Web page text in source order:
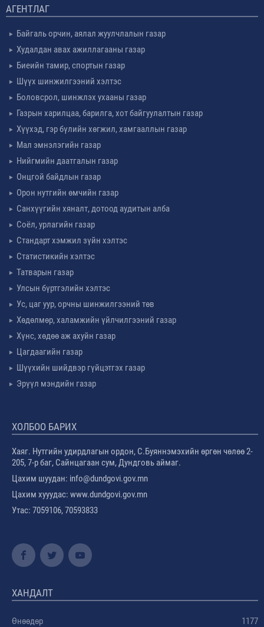
АГЕНТЛАГ
Байгаль орчин, аялал жуулчлалын газар
Худалдан авах ажиллагааны газар
Биеийн тамир, спортын газар
Шүүх шинжилгээний хэлтэс
Боловсрол, шинжлэх ухааны газар
Газрын харилцаа, барилга, хот байгуулалтын газар
Хүүхэд, гэр бүлийн хөгжил, хамгааллын газар
Мал эмнэлэгийн газар
Нийгмийн даатгалын газар
Онцгой байдлын газар
Орон нутгийн өмчийн газар
Санхүүгийн хяналт, дотоод аудитын алба
Соёл, урлагийн газар
Стандарт хэмжил зүйн хэлтэс
Статистикийн хэлтэс
Татварын газар
Улсын бүртгэлийн хэлтэс
Ус, цаг уур, орчны шинжилгээний төв
Хөдөлмөр, халамжийн үйлчилгээний газар
Хүнс, хөдөө аж ахуйн газар
Цагдаагийн газар
Шүүхийн шийдвэр гүйцэтгэх газар
Эрүүл мэндийн газар
ХОЛБОО БАРИХ
Хаяг. Нутгийн удирдлагын ордон, С.Буяннэмэхийн өргөн чөлөө 2-
205, 7-р баг, Сайнцагаан сум, Дундговь аймаг.
Цахим шуудан: info@dundgovi.gov.mn
Цахим хууудас: www.dundgovi.gov.mn
Утас: 7059106, 70593833
ХАНДАЛТ
Өнөөдөр 1177